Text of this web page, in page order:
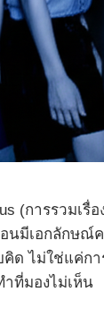
(การรวมเ
มีเอกลักษ
ไม่ใช่แค่ก
ที่มองไม่เห็น